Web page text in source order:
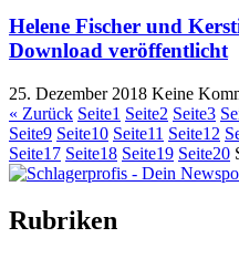
Helene Fischer und
Download veröffentlicht
25. Dezember 2018 Keine
« Zurück Seite1 Seite2 Seite3
Seite9 Seite10 Seite11 Seite12
Seite17 Seite18 Seite19 Seite20
Rubriken